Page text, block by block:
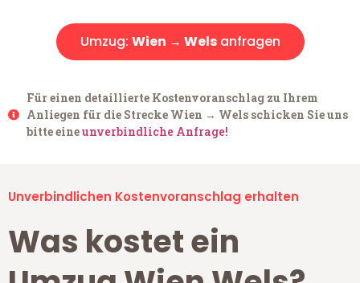
Umzug: Wien → Welsanfragen
Für einen detaillierte Kostenvoranschlag zu Ihrem
Anliegen für die Strecke Wien → Wels schicken Sie uns
bitte eineunverbindliche Anfrage!
Unverbindlichen Kostenvoranschlag erhalten
Was kostet ein